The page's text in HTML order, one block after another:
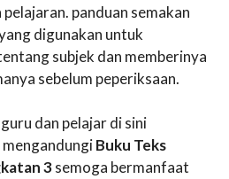
panduan semakan
digunakan untuk
subjek dan memberinya
sebelum peperiksaan.
dan pelajar di sini
Buku Teks
3semoga bermanfaat